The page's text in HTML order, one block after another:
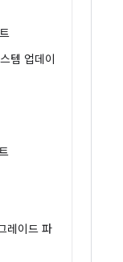
템 업데이
레이드 파